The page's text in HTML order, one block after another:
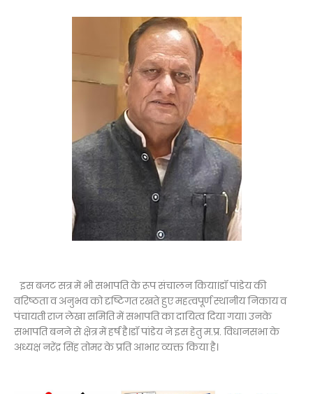
इस बजट सत्र में भी सभापति के रूप संचालन किया।डॉ पांडेय की
वरिष्ठता व अनुभव को दृष्टिगत रखते हुए महत्वपूर्ण स्थानीय निकाय व
पंचायती राज लेखा समिति में सभापति का दायित्व दिया गया। उनके
सभापति बनने से क्षेत्र में हर्ष है।डॉ पांडेय ने इस हेतु म.प्र. विधानसभा के
अध्यक्ष नरेंद्र सिंह तोमर के प्रति आभार व्यक्त किया है।